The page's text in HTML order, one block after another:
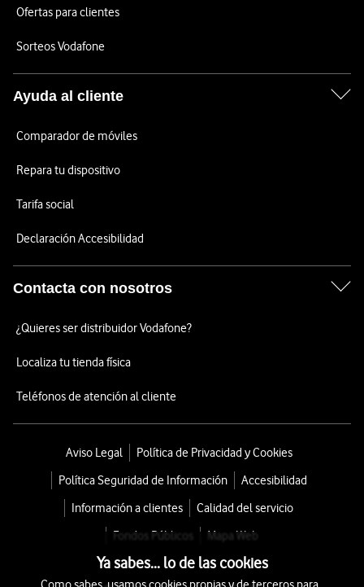
Ofertas para clientes
Sorteos Vodafone
Ayuda al cliente
Comparador de móviles
Repara tu dispositivo
Tarifa social
Declaración Accesibilidad
Contacta con nosotros
¿Quieres ser distribuidor Vodafone?
Localiza tu tienda física
Teléfonos de atención al cliente
Aviso Legal
Política de Privacidad y Cookies
Política Seguridad de Información
Accesibilidad
Información a clientes
Calidad del servicio
Fondos Públicos
Mapa Web
Ya sabes... lo de las cookies